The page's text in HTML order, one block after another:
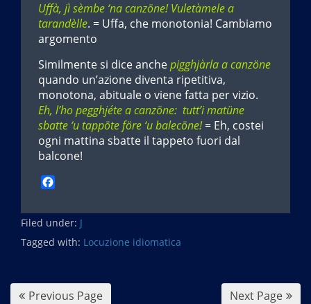
Uffà, jì sèmbe ‘na canzöne!Vuletàmele a
tarandèlle. = Uffa, che monotonia! Cambiamo
argomento
Similmente si dice anchepigghjàrla a canzöne
quando un’azione diventa ripetitiva,
monotona, abituale o viene fatta per vizio.
Eh, l’ho pegghjéte a canzöne: tutt’i matüne
sbatte ‘u tappöte före ‘u balecöne!= Eh, costei
ogni mattina sbatte il tappeto fuori dal
balcone!
c
e
b
Filed under: J
Tagged with: Locuzione idiomatica
Previous Page Next Page